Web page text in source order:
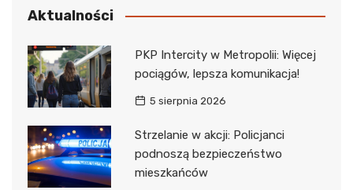
Aktualności
PKP Intercity w Metropolii: Więcej
pociągów, lepsza komunikacja!
5 sierpnia 2026
Strzelanie w akcji: Policjanci
podnoszą bezpieczeństwo
mieszkańców